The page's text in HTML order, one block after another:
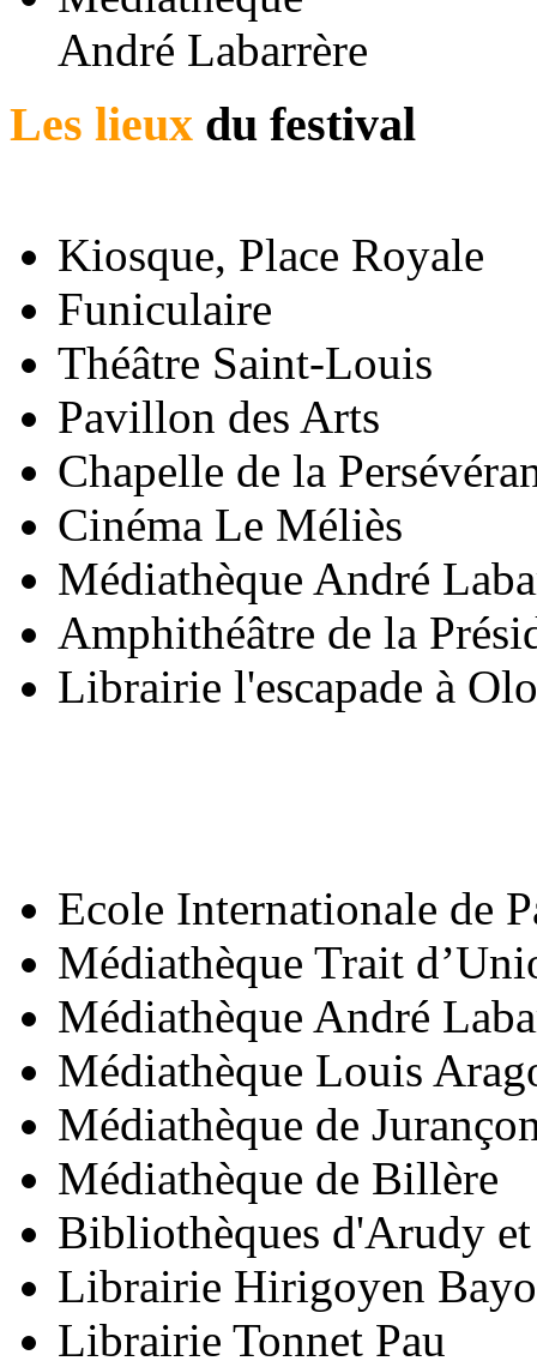
André Labarrère
Les lieux du festival
Kiosque, Place Royale
Funiculaire
Théâtre Saint-Louis
Pavillon des Arts
Chapelle de la
Cinéma Le Méliès
Médiathèque André
Amphithéâtre de la
Librairie l'escapade à
Ecole Internationale de
Médiathèque Trait
Médiathèque André
Médiathèque Louis
Médiathèque de
Médiathèque de Billère
Bibliothèques d'Arudy
Librairie Hirigoyen
Librairie Tonnet Pau